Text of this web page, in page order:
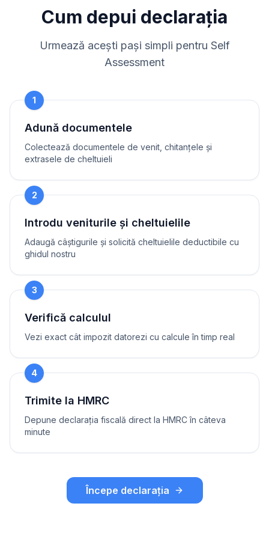
Cum depui declarația
Urmează acești pași simpli pentru Self
Assessment
1
Adună documentele
Colectează documentele de venit, chitanțele și
extrasele de cheltuieli
2
Introdu veniturile și cheltuielile
Adaugă câștigurile și solicită cheltuielile deductibile cu
ghidul nostru
3
Verifică calculul
Vezi exact cât impozit datorezi cu calcule în timp real
4
Trimite la HMRC
Depune declarația fiscală direct la HMRC în câteva
minute
Începe declarația